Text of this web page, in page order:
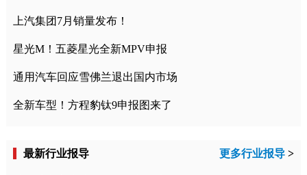
上汽集团7月销量发布！
星光M！五菱星光全新MPV申报
通用汽车回应雪佛兰退出国内市场
全新车型！方程豹钛9申报图来了
最新行业报导 更多行业报导 >